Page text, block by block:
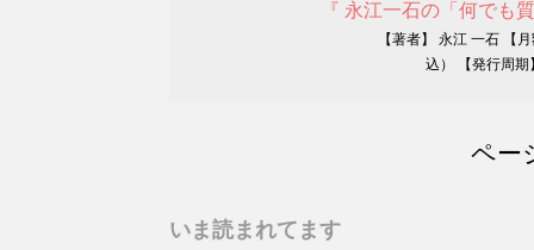
『 永江一石の「何でも
【著者】 永江 一石 【
込） 【発行周
ペー
いま読まれてます